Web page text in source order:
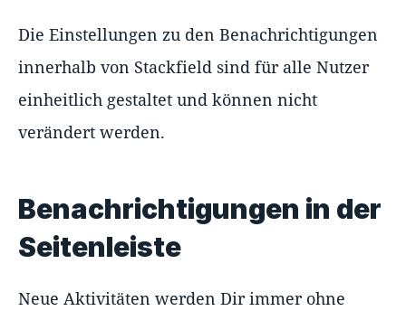
Die Einstellungen zu den Benachrichtigungen
innerhalb von Stackfield sind für alle Nutzer
einheitlich gestaltet und können nicht
verändert werden.
Benachrichtigungen in der
Seitenleiste
Neue Aktivitäten werden Dir immer ohne